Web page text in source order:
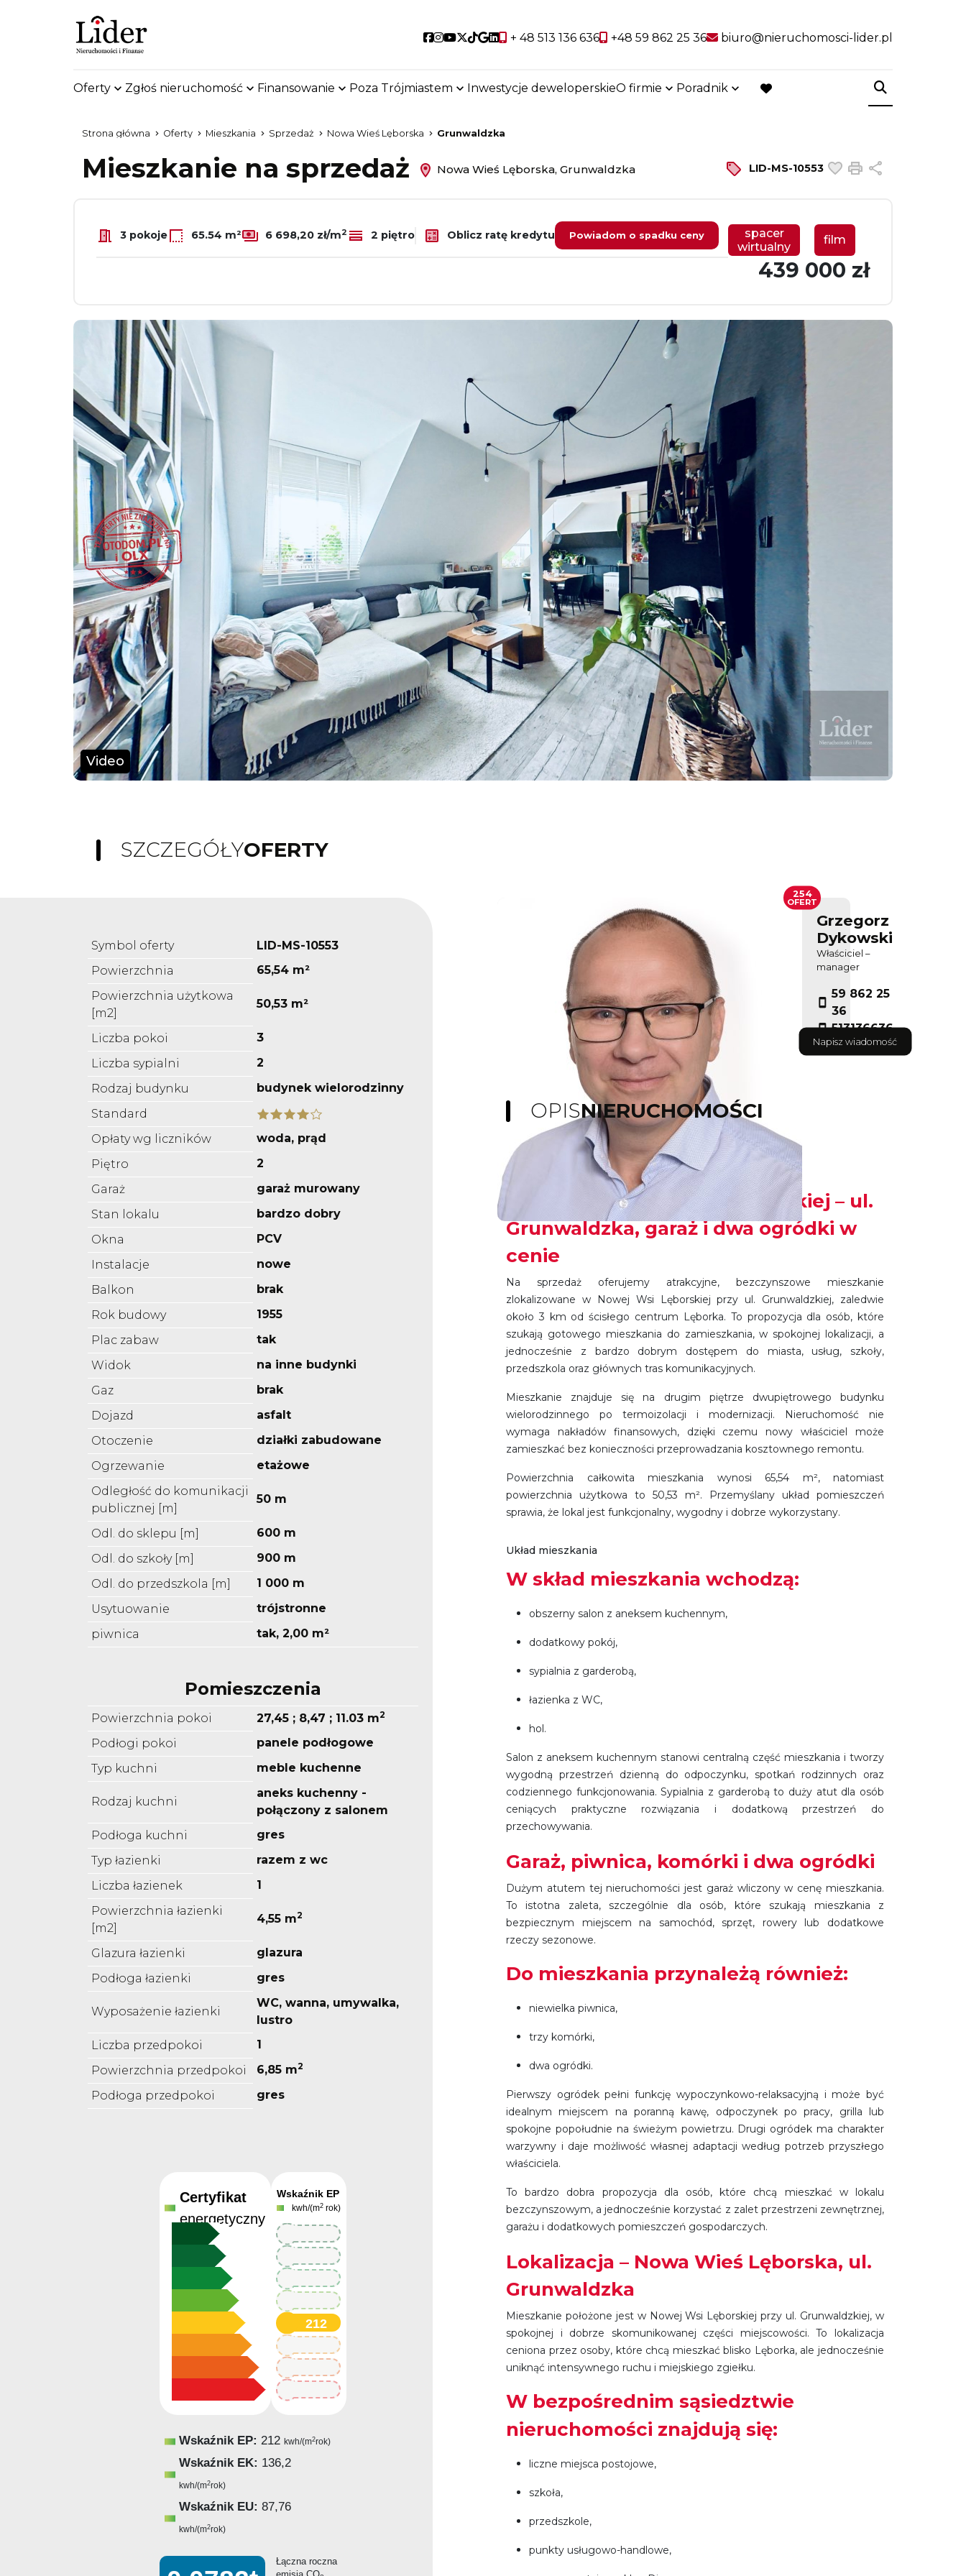
Social link
Social link
Social link
Social link
Social link
Social link
Social link
+ 48 513 136 636 +48 59 862 25 36 biuro@nieruchomosci-lider.pl
Oferty Zgłoś nieruchomość Finansowanie Poza Trójmiastem Inwestycje deweloperskieO firmie Poradnik
favorite
Strona główna Oferty Mieszkania Sprzedaż Nowa Wieś Lęborska Grunwaldzka
Mieszkanie na sprzedaż Nowa Wieś Lęborska, Grunwaldzka LID-MS-10553 Dodaj do
Drukuj
3 pokoje 65.54 m² 6 698,20 zł/m2 2 piętro Oblicz ratę kredytu Powiadom o spadku ceny
spacer
wirtualny
film
439 000 zł
Video
SZCZEGÓŁYOFERTY
Symbol oferty
LID-MS-10553
Powierzchnia
65,54 m²
Powierzchnia użytkowa
[m2]
50,53 m²
Liczba pokoi
3
Liczba sypialni
2
Rodzaj budynku
budynek wielorodzinny
Standard
Opłaty wg liczników
woda, prąd
Piętro
2
Garaż
garaż murowany
Stan lokalu
bardzo dobry
Okna
PCV
Instalacje
nowe
Balkon
brak
Rok budowy
1955
Plac zabaw
tak
Widok
na inne budynki
Gaz
brak
Dojazd
asfalt
Otoczenie
działki zabudowane
Ogrzewanie
etażowe
Odległość do komunikacji
publicznej [m]
50 m
Odl. do sklepu [m]
600 m
Odl. do szkoły [m]
900 m
Odl. do przedszkola [m]
1 000 m
Usytuowanie
trójstronne
piwnica
tak, 2,00 m²
Pomieszczenia
Powierzchnia pokoi 27,45 ; 8,47 ; 11.03 m2
Podłogi pokoi
panele podłogowe
Typ kuchni
meble kuchenne
Rodzaj kuchni
aneks kuchenny -
połączony z salonem
Podłoga kuchni
gres
Typ łazienki
razem z wc
Liczba łazienek
1
Powierzchnia łazienki
[m2]
4,55 m2
Glazura łazienki
glazura
Podłoga łazienki
gres
Wyposażenie łazienki
WC, wanna, umywalka,
lustro
Liczba przedpokoi
1
Powierzchnia przedpokoi
6,85 m2
Podłoga przedpokoi gres
Certyfikat
energetyczny
Wskaźnik EP
kwh/(m2 rok)
212
Wskaźnik EP: 212 kwh/(m2rok)
Wskaźnik EK: 136,2
kwh/(m2rok)
Wskaźnik EU: 87,76
kwh/(m2rok)
Łączna roczna
Grzegorz
Dykowski
Właściciel –
manager
59 862 25
36
513136636
Napisz wiadomość
254
OFERT
OPISNIERUCHOMOŚCI
Bezczynszowe mieszkanie na
sprzedaż w Nowej Wsi Lęborskiej – ul.
Grunwaldzka, garaż i dwa ogródki w
cenie
Na sprzedaż oferujemy atrakcyjne, bezczynszowe mieszkanie
zlokalizowane w Nowej Wsi Lęborskiej przy ul. Grunwaldzkiej, zaledwie
około 3 km od ścisłego centrum Lęborka. To propozycja dla osób, które
szukają gotowego mieszkania do zamieszkania, w spokojnej lokalizacji, a
jednocześnie z bardzo dobrym dostępem do miasta, usług, szkoły,
przedszkola oraz głównych tras komunikacyjnych.
Mieszkanie znajduje się na drugim piętrze dwupiętrowego budynku
wielorodzinnego po termoizolacji i modernizacji. Nieruchomość nie
wymaga nakładów finansowych, dzięki czemu nowy właściciel może
zamieszkać bez konieczności przeprowadzania kosztownego remontu.
Powierzchnia całkowita mieszkania wynosi 65,54 m², natomiast
powierzchnia użytkowa to 50,53 m². Przemyślany układ pomieszczeń
sprawia, że lokal jest funkcjonalny, wygodny i dobrze wykorzystany.
Układ mieszkania
W skład mieszkania wchodzą:
obszerny salon z aneksem kuchennym,
dodatkowy pokój,
sypialnia z garderobą,
łazienka z WC,
hol.
Salon z aneksem kuchennym stanowi centralną część mieszkania i tworzy
wygodną przestrzeń dzienną do odpoczynku, spotkań rodzinnych oraz
codziennego funkcjonowania. Sypialnia z garderobą to duży atut dla osób
ceniących praktyczne rozwiązania i dodatkową przestrzeń do
przechowywania.
Garaż, piwnica, komórki i dwa ogródki
Dużym atutem tej nieruchomości jest garaż wliczony w cenę mieszkania.
To istotna zaleta, szczególnie dla osób, które szukają mieszkania z
bezpiecznym miejscem na samochód, sprzęt, rowery lub dodatkowe
rzeczy sezonowe.
Do mieszkania przynależą również:
niewielka piwnica,
trzy komórki,
dwa ogródki.
Pierwszy ogródek pełni funkcję wypoczynkowo-relaksacyjną i może być
idealnym miejscem na poranną kawę, odpoczynek po pracy, grilla lub
spokojne popołudnie na świeżym powietrzu. Drugi ogródek ma charakter
warzywny i daje możliwość własnej adaptacji według potrzeb przyszłego
właściciela.
To bardzo dobra propozycja dla osób, które chcą mieszkać w lokalu
bezczynszowym, a jednocześnie korzystać z zalet przestrzeni zewnętrznej,
garażu i dodatkowych pomieszczeń gospodarczych.
Lokalizacja – Nowa Wieś Lęborska, ul.
Grunwaldzka
Mieszkanie położone jest w Nowej Wsi Lęborskiej przy ul. Grunwaldzkiej, w
spokojnej i dobrze skomunikowanej części miejscowości. To lokalizacja
ceniona przez osoby, które chcą mieszkać blisko Lęborka, ale jednocześnie
uniknąć intensywnego ruchu i miejskiego zgiełku.
W bezpośrednim sąsiedztwie
nieruchomości znajdują się:
liczne miejsca postojowe,
szkoła,
przedszkole,
punkty usługowo-handlowe,